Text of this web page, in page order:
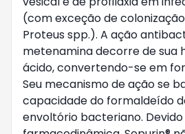
(com exceção de
Proteus spp.). A ação
metenamina decorre de sua
ácido, convertendo-se em
Seu mecanismo de ação se
capacidade do formaldeído
envoltório bacteriano. Devido